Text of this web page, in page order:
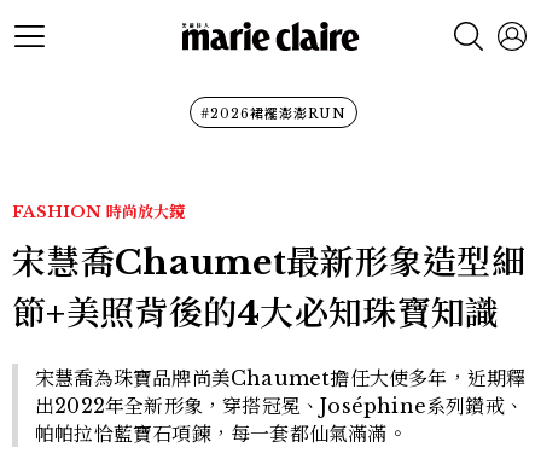
#2026裙襬澎澎RUN
FASHION 時尚放大鏡
宋慧喬Chaumet最新形象造型細
節+美照背後的4大必知珠寶知識
宋慧喬為珠寶品牌尚美Chaumet擔任大使多年，近期釋
出2022年全新形象，穿搭冠冕、Joséphine系列鑽戒、
帕帕拉恰藍寶石項鍊，每一套都仙氣滿滿。